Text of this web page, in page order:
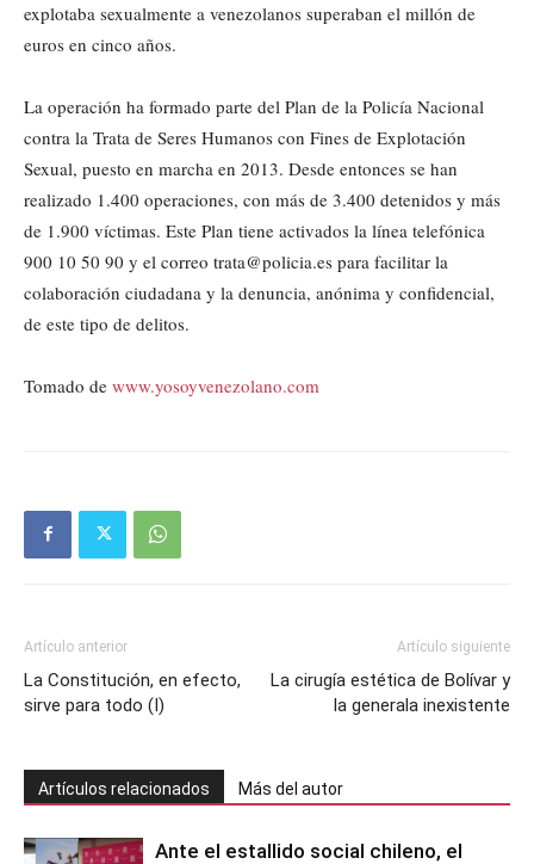
explotaba sexualmente a venezolanos superaban el millón de
euros en cinco años.
La operación ha formado parte del Plan de la Policía Nacional
contra la Trata de Seres Humanos con Fines de Explotación
Sexual, puesto en marcha en 2013. Desde entonces se han
realizado 1.400 operaciones, con más de 3.400 detenidos y más
de 1.900 víctimas. Este Plan tiene activados la línea telefónica
900 10 50 90 y el correo trata@policia.es para facilitar la
colaboración ciudadana y la denuncia, anónima y confidencial,
de este tipo de delitos.
Tomado de www.yosoyvenezolano.com
Artículo anterior
La Constitución, en efecto,
sirve para todo (I)
Artículo siguiente
La cirugía estética de Bolívar y
la generala inexistente
Artículos relacionados Más del autor
Ante el estallido social chileno, el